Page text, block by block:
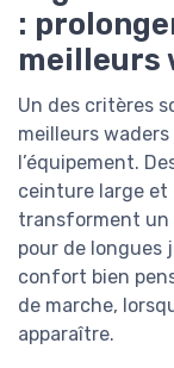
:
meilleurs
Un des critères
meilleurs waders
l’équipement.
ceinture large
transforment un
pour de longues
confort bien
de marche,
apparaître.